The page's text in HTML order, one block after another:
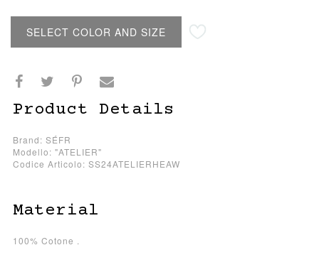
SELECT COLOR AND SIZE
Product Details
Brand: SÉFR
Modello: "ATELIER"
Codice Articolo: SS24ATELIERHEAW
Material
100% Cotone .